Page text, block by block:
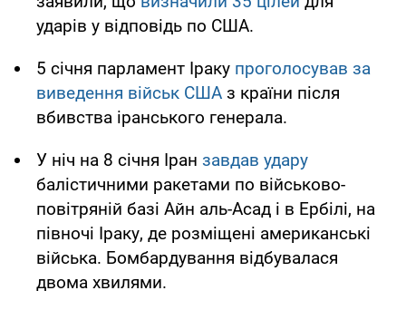
ударів у відповідь по США.
5 січня парламент Іраку проголосував за
виведення військ США з країни після
вбивства іранського генерала.
У ніч на 8 січня Іран завдав удару
балістичними ракетами по військово-
повітряній базі Айн аль-Асад і в Ербілі, на
півночі Іраку, де розміщені американські
війська. Бомбардування відбувалася
двома хвилями.